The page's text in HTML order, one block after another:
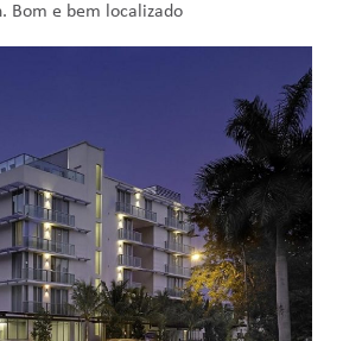
Bom e bem localizado